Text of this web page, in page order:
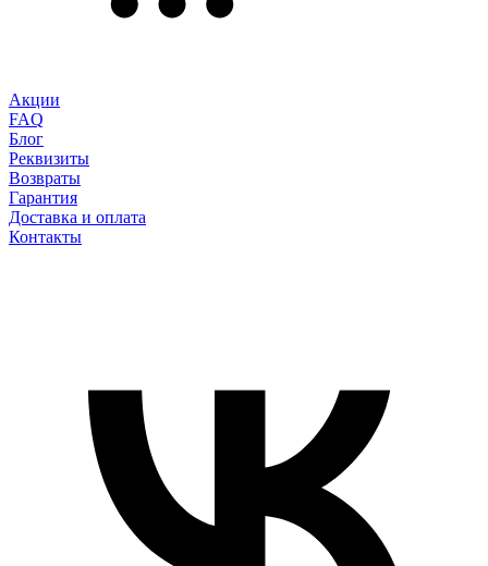
Акции
FAQ
Блог
Реквизиты
Возвраты
Гарантия
Доставка и оплата
Контакты